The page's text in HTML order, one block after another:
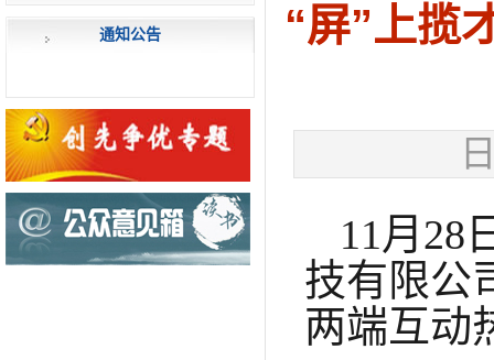
通知公告 “屏”上揽
11月28
技有限公
两端互动